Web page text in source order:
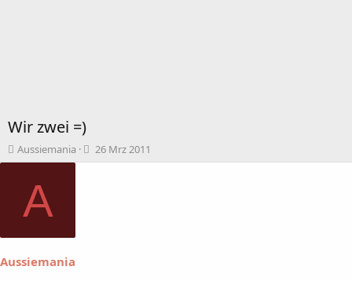
Wir zwei =)
T
h
n
a
Aussiemania
B
e
26 Mrz 2011
A
Aussiemania